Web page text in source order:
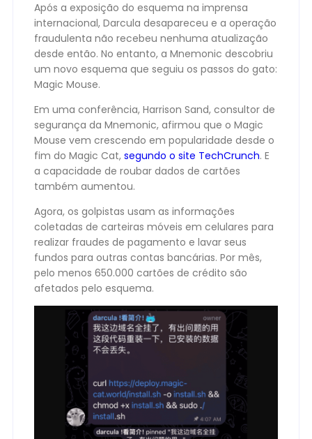
Após a exposição do esquema na imprensa
internacional, Darcula desapareceu e a operação
fraudulenta não recebeu nenhuma atualização
desde então. No entanto, a Mnemonic descobriu
um novo esquema que seguiu os passos do gato:
Magic Mouse.
Em uma conferência, Harrison Sand, consultor de
segurança da Mnemonic, afirmou que o Magic
Mouse vem crescendo em popularidade desde o
fim do Magic Cat, segundo o site TechCrunch. E
a capacidade de roubar dados de cartões
também aumentou.
Agora, os golpistas usam as informações
coletadas de carteiras móveis em celulares para
realizar fraudes de pagamento e lavar seus
fundos para outras contas bancárias. Por mês,
pelo menos 650.000 cartões de crédito são
afetados pelo esquema.